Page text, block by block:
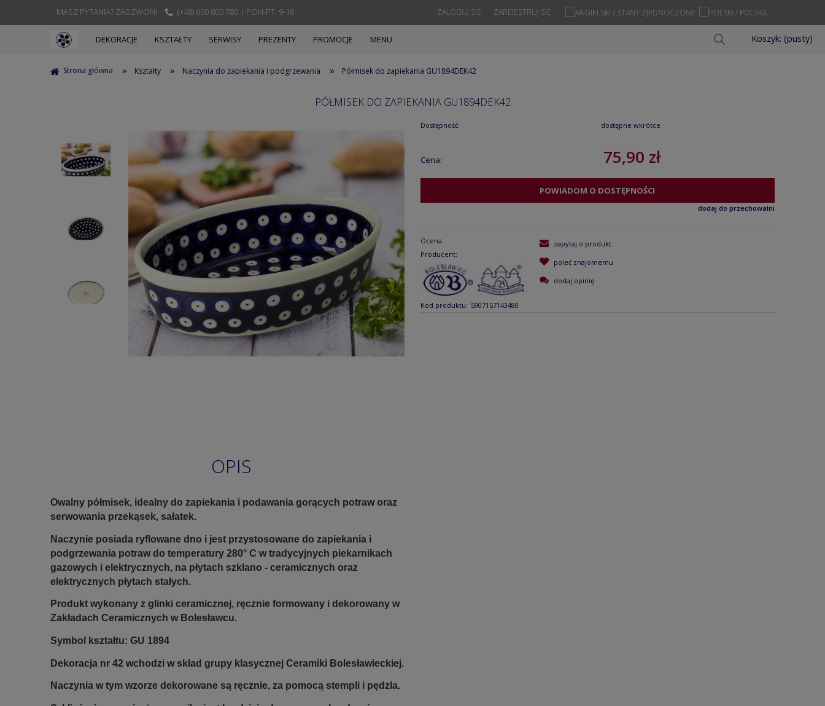
MASZ PYTANIA? ZADZWOŃ! (+48) 690 800 780 | PON-PT. 9-16 ZAREJESTRUJ SIĘ
ZALOGUJ SIĘ
Koszyk: (pusty)
DEKORACJE KSZTAŁTY SERWISY PREZENTY PROMOCJE MENU
Strona główna » Kształty » Naczynia do zapiekania i podgrzewania » Półmisek do zapiekania GU1894DEK42
PÓŁMISEK DO ZAPIEKANIA GU1894DEK42
Dostępność: dostępne wkrótce
Cena: 75,90 zł
POWIADOM O DOSTĘPNOŚCI
dodaj do przechowalni
Ocena:
Producent:
Kod produktu: 5907157143480
zapytaj o produkt
poleć znajomemu
dodaj opinię
OPIS
Owalny półmisek, idealny do zapiekania i podawania gorących potraw oraz
serwowania przekąsek, sałatek.
Naczynie posiada ryflowane dno i jest przystosowane do zapiekania i
podgrzewania potraw do temperatury 280° C w tradycyjnych piekarnikach
gazowych i elektrycznych, na płytach szklano - ceramicznych oraz
elektrycznych płytach stałych.
Produkt wykonany z glinki ceramicznej, ręcznie formowany i dekorowany w
Zakładach Ceramicznych w Bolesławcu.
Symbol kształtu: GU 1894
Dekoracja nr 42 wchodzi w skład grupy klasycznej Ceramiki Bolesławieckiej.
Naczynia w tym wzorze dekorowane są ręcznie, za pomocą stempli i pędzla.